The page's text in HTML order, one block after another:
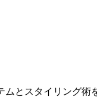
とスタイリング術